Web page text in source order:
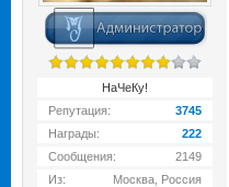
НаЧеКу!
Репутация:
3745
Награды:
222
Сообщения:
2149
Из:
Москва, Россия